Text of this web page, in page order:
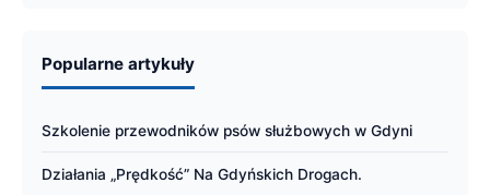
Popularne artykuły
Szkolenie przewodników psów służbowych w Gdyni
Działania „Prędkość” Na Gdyńskich Drogach.